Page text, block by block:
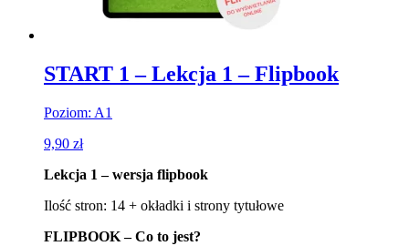
START 1 – Lekcja 1 – Flipbook
Poziom: A1
9,90 zł
Lekcja 1 – wersja flipbook
Ilość stron: 14 + okładki i strony tytułowe
FLIPBOOK – Co to jest?